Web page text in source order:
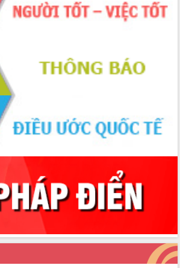
đẩy mạnh
chính
chính
tại Hội
2025
Đề án 190
sản
Lắk
thực địa
Buôn Ma
một “di
cầu
cao đời
hình thiết
đẩy
điểm